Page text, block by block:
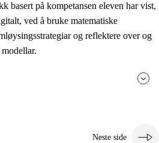
basert på kompetansen eleven har vist,
ved å bruke matematiske
og reflektere over og
Neste side